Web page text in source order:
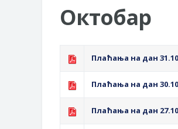
СОЦИЈАЛНЕ
Захтјев за
Обавјештење
Октобар
Плаћања на дан
Плаћања на дан
Плаћања на дан